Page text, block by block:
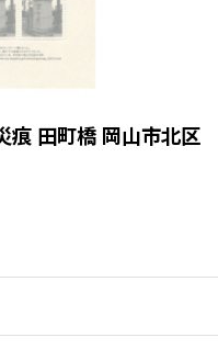
痕 田町橋 岡山市北区